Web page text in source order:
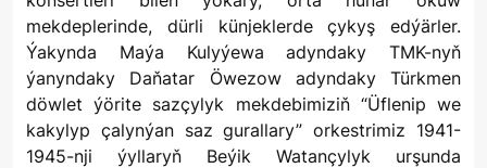
mekdeplerinde, dürli künjeklerde çykyş edýärler.
Ýakynda Maýa Kulyýewa adyndaky TMK-nyň
ýanyndaky Daňatar Öwezow adyndaky Türkmen
döwlet ýörite sazçylyk mekdebimiziň “Üflenip we
kakylyp çalynýan saz gurallary” orkestrimiz 1941-
1945-nji ýyllaryň Beýik Watançylyk urşunda